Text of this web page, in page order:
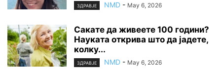
ЗДРАВЈЕ NMD - May 6, 2026
Сакате да живеете 100 години?
Науката открива што да јадете,
колку...
ЗДРАВЈЕ NMD - May 6, 2026